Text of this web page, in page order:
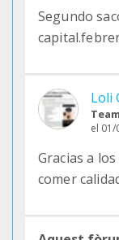
Segundo
Loli
el 01/
Gracias a
comer